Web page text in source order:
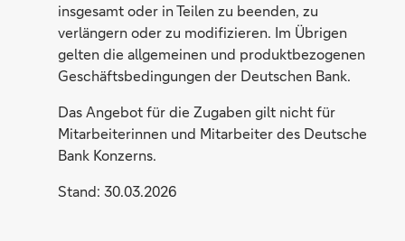
insgesamt oder in Teilen zu beenden, zu
verlängern oder zu modifizieren. Im Übrigen
gelten die allgemeinen und produktbezogenen
Geschäftsbedingungen der Deutschen Bank.
Das Angebot für die Zugaben gilt nicht für
Mitarbeiterinnen und Mitarbeiter des Deutsche
Bank Konzerns.
Stand: 30.03.2026